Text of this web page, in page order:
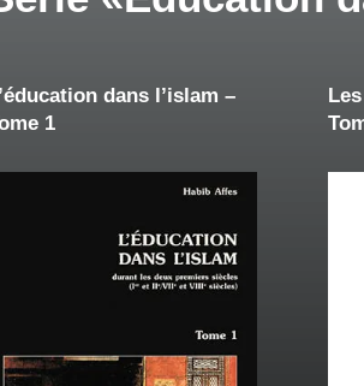
dans l’islam –
1